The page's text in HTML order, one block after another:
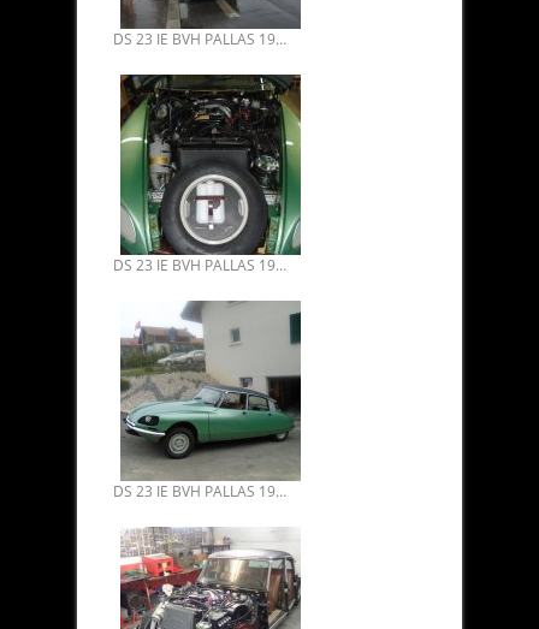
DS 23 IE BVH PALLAS 1974 TOUTES OPTIONS VERT ARGENTÉ.
DS 23 IE BVH PALLAS 1974 RESTAURATION INTÉGRALE 14.
DS 23 IE BVH PALLAS 1974 RESTAURATION INTÉGRALE 13.